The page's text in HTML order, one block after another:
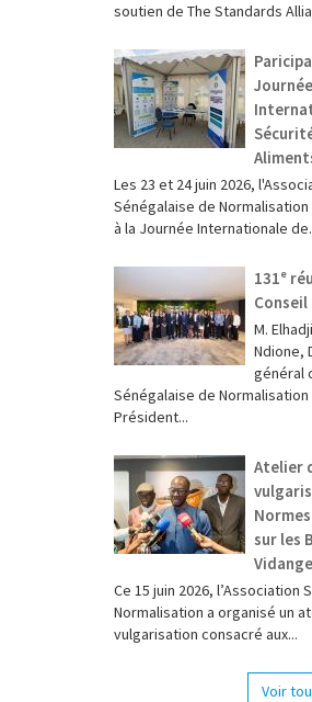
soutien de The Standards
Journée
‎Les 23 et 24 juin 2026,
Sénégalaise de Normalisation
à la Journée Internationale
131ᵉ
Conseil
M.
Ndione,
général
Sénégalaise de Normalisation
Président...
Atelier
sur les
Vidange
Ce 15 juin 2026, l’Association
Normalisation a organisé un
vulgarisation consacré aux...
Voir